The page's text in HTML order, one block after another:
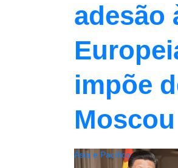
adesão
impõe
Moscou
Ásia e Pacífico